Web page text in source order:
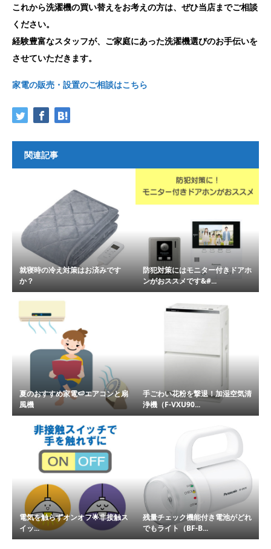
これから洗濯機の買い替えをお考えの方は、ぜひ当店までご相談
ください。
経験豊富なスタッフが、ご家庭にあった洗濯機選びのお手伝いを
させていただきます。
家電の販売・設置のご相談はこちら
関連記事
就寝時の冷え対策はお済みです
か？
防犯対策にはモニター付きドアホ
ンがおススメです&#...
夏のおすすめ家電🍉エアコンと扇
風機
手ごわい花粉を撃退！加湿空気清
浄機（F-VXU90...
電気を触らずオンオフ🌟非接触ス
イッ...
残量チェック機能付き電池がどれ
でもライト（BF-B...